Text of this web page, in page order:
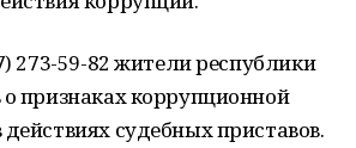
273-59-82 жители республики
признаках коррупционной
судебных приставов.